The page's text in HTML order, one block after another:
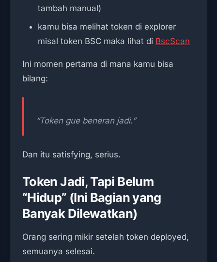
tambah manual)
kamu bisa melihat token di explorer
misal token BSC maka lihat di BscScan
Ini momen pertama di mana kamu bisa
bilang:
“Token gue beneran jadi.”
Dan itu satisfying, serius.
Token Jadi, Tapi Belum
“Hidup” (Ini Bagian yang
Banyak Dilewatkan)
Orang sering mikir setelah token deployed,
semuanya selesai.